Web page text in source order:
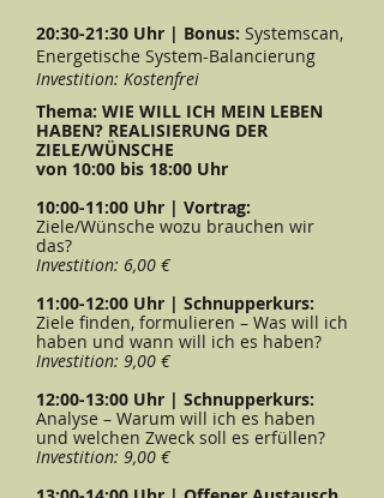
20:30-21:30 Uhr | Bonus: Systemscan,
Energetische System-Balancierung
Investition: Kostenfrei
Thema: WIE WILL ICH MEIN LEBEN
HABEN? REALISIERUNG DER
ZIELE/WÜNSCHE
von 10:00 bis 18:00 Uhr
10:00-11:00 Uhr | Vortrag:
Ziele/Wünsche wozu brauchen wir
das?
Investition: 6,00 €
11:00-12:00 Uhr | Schnupperkurs:
Ziele finden, formulieren – Was will ich
haben und wann will ich es haben?
Investition: 9,00 €
12:00-13:00 Uhr | Schnupperkurs:
Analyse – Warum will ich es haben
und welchen Zweck soll es erfüllen?
Investition: 9,00 €